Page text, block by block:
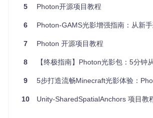
package.json: 项目的依赖和脚本配置文
: 项目说明文档。
2. 项目的启动文件介绍
项目的启动文件是 app.js。这个文件是整
app.js 主要功能
引入必要的模块和配置。
设置中间件。
5 Photon开源项目教程
6 Photon-GAMS光影增强指南：从新手到
7 Photon 开源项目教程
8 【终极指南】Photon光影包：5分钟从安装到
9 5步打造流畅Minecraft光影体验：Photon配置教
10 Unity-SharedSpatialAnchors 项目教